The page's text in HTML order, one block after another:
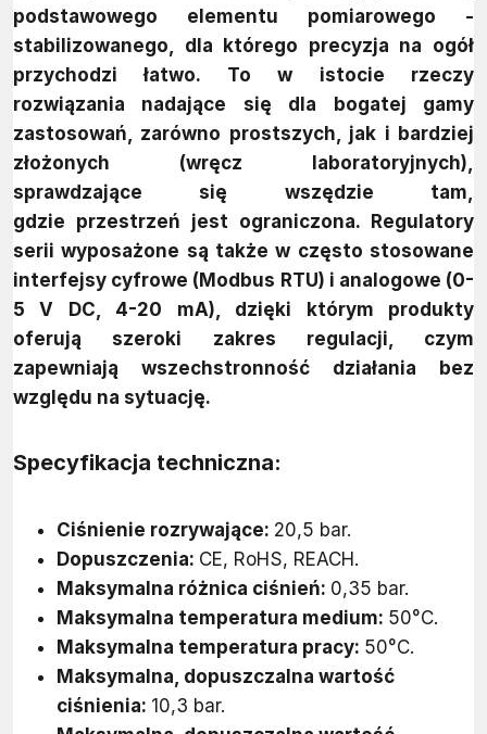
podstawowego elementu pomiarowego -
stabilizowanego, dla którego precyzja na ogół
przychodzi łatwo. To w istocie rzeczy
rozwiązania nadające się dla bogatej gamy
zastosowań, zarówno prostszych, jak i bardziej
złożonych (wręcz laboratoryjnych),
sprawdzające się wszędzie tam,
gdzie przestrzeń jest ograniczona. Regulatory
serii wyposażone są także w często stosowane
interfejsy cyfrowe (Modbus RTU) i analogowe (0-
5 V DC, 4-20 mA), dzięki którym produkty
oferują szeroki zakres regulacji, czym
zapewniają wszechstronność działania bez
względu na sytuację.
Specyfikacja techniczna:
Ciśnienie rozrywające: 20,5 bar.
Dopuszczenia: CE, RoHS, REACH.
Maksymalna różnica ciśnień: 0,35 bar.
Maksymalna temperatura medium: 50°C.
Maksymalna temperatura pracy: 50°C.
Maksymalna, dopuszczalna wartość
ciśnienia: 10,3 bar.